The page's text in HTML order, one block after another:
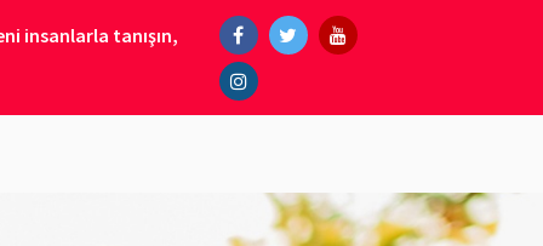
insanlarla tanışın,